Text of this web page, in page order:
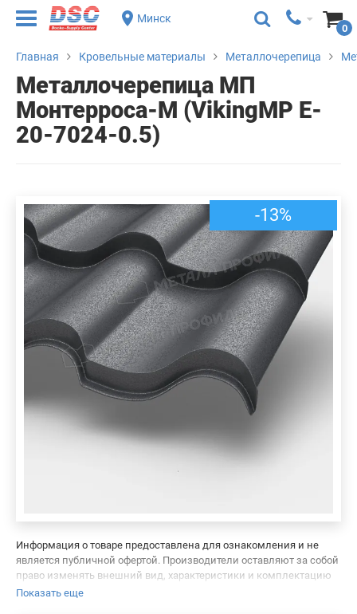
Минск
0
Главная Кровельные материалы Металлочерепица
Металлочерепица МП
Монтерроса-M (VikingMP E-
20-7024-0.5)
-13%
Информация о товаре предоставлена для ознакомления и не
является публичной офертой. Производители оставляют за собой
право изменять внешний вид, характеристики и комплектацию
товара, предварительно не уведомляя продавцов и потребителей.
Показать еще